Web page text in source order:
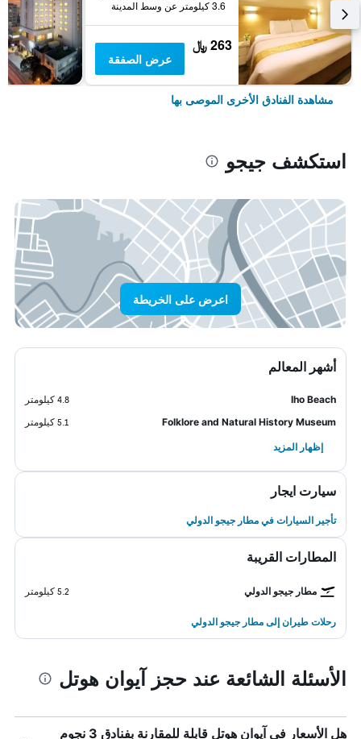
3.6 كيلومتر عن وسط المدينة
263 ﷼
عرض الصفقة
مشاهدة الفنادق الأخرى الموصى بها
استكشف جيجو
اعرض على الخريطة
أشهر المعالم
Iho Beach
4.8 كيلومتر
Folklore and Natural History Museum
5.1 كيلومتر
إظهار المزيد
سيارت ايجار
تأجير السيارات في مطار جيجو الدولي
المطارات القريبة
مطار جيجو الدولي 5.2 كيلومتر
رحلات طيران إلى مطار جيجو الدولي
الأسئلة الشائعة عند حجز آيوان هوتل
هل الأسعار في آيوان هوتل قابلة للمقارنة بفنادق 3 نجوم